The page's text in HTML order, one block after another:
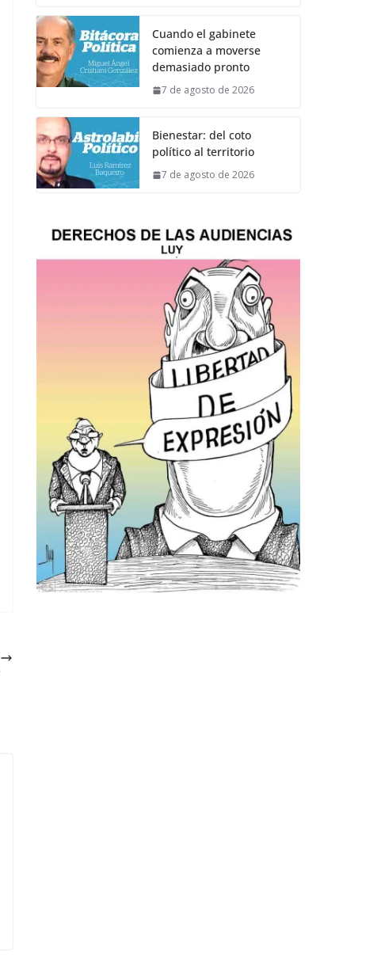
Cuando el gabinete
comienza a moverse
demasiado pronto
7 de agosto de 2026
Bienestar: del coto
político al territorio
7 de agosto de 2026